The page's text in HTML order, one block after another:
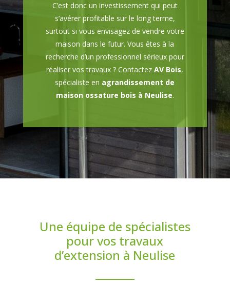
C’est donc un investissement qui peut
s’avérer profitable sur le long terme,
surtout si vous envisagez de vendre votre
maison dans le futur. Vous êtes à la
recherche d’un professionnel sérieux pour
réaliser vos travaux ? ContactezAV Bois,
spécialiste en agrandissement de
maison ossature bois à Neulise.
Une équipe de spécialistes
pour vos travaux
d’extension à Neulise